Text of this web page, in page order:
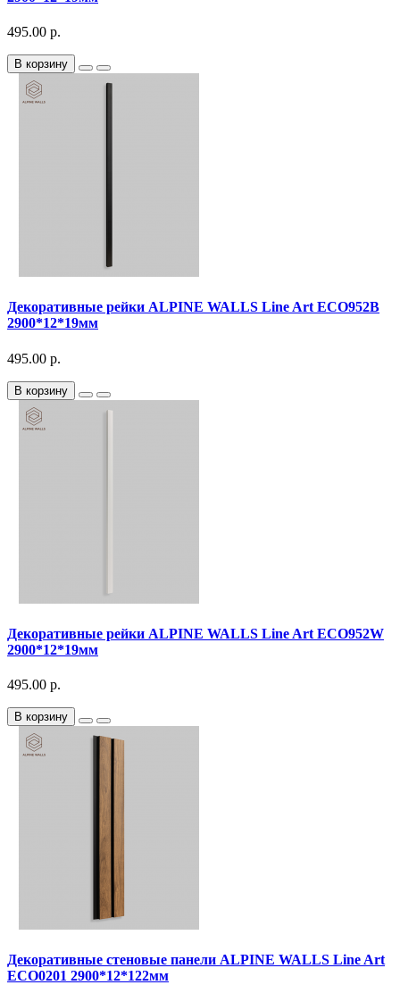
495.00 р.
В корзину
Декоративныe рейки ALPINE WALLS Line Art ECO952B
2900*12*19мм
495.00 р.
В корзину
Декоративныe рейки ALPINE WALLS Line Art ECO952W
2900*12*19мм
495.00 р.
В корзину
Декоративныe стеновые панели ALPINE WALLS Line Art
ECO0201 2900*12*122мм